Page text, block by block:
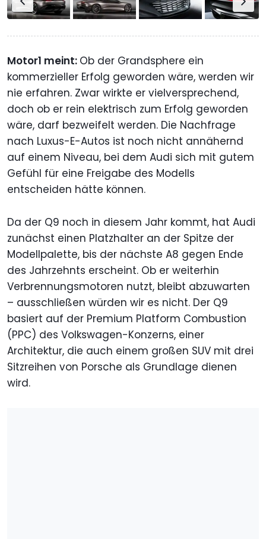
Motor1 meint: Ob der Grandsphere ein
kommerzieller Erfolg geworden wäre, werden wir
nie erfahren. Zwar wirkte er vielversprechend,
doch ob er rein elektrisch zum Erfolg geworden
wäre, darf bezweifelt werden. Die Nachfrage
nach Luxus-E-Autos ist noch nicht annähernd
auf einem Niveau, bei dem Audi sich mit gutem
Gefühl für eine Freigabe des Modells
entscheiden hätte können.
Da der Q9 noch in diesem Jahr kommt, hat Audi
zunächst einen Platzhalter an der Spitze der
Modellpalette, bis der nächste A8 gegen Ende
des Jahrzehnts erscheint. Ob er weiterhin
Verbrennungsmotoren nutzt, bleibt abzuwarten
– ausschließen würden wir es nicht. Der Q9
basiert auf der Premium Platform Combustion
(PPC) des Volkswagen-Konzerns, einer
Architektur, die auch einem großen SUV mit drei
Sitzreihen von Porsche als Grundlage dienen
wird.